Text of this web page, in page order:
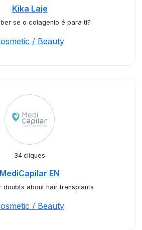
Kika Laje
se o colagenio é para ti?
/ Beauty
34 cliques
MediCapilar EN
doubts about hair transplants
/ Beauty